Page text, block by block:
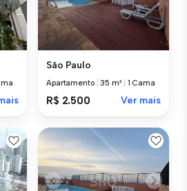
São Paulo
Apartamento |35 m² 1 Cama
R$ 2.500 Ver mais